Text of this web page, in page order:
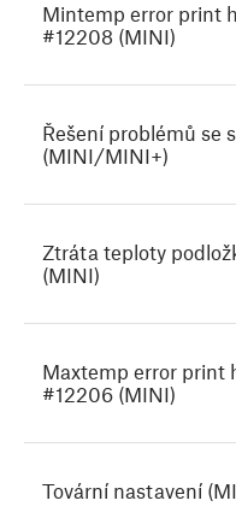
Mintemp error print
#12208 (MINI)
Řešení problémů se
(MINI/MINI+)
Ztráta teploty
(MINI)
Maxtemp error print
#12206 (MINI)
Tovární nastavení